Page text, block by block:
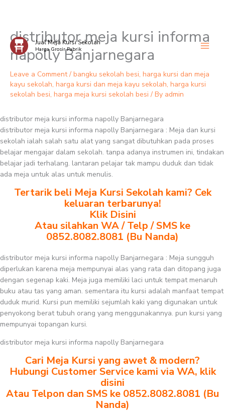
Skip
content
Jual Meja Kursi Sekolah
Harga Grosir Pabrik
distributor meja kursi informa
napolly Banjarnegara
Leave a Comment / bangku sekolah besi, harga kursi dan meja
kayu sekolah, harga kursi dan meja kayu sekolah, harga kursi
sekolah besi, harga meja kursi sekolah besi / By admin
distributor meja kursi informa napolly Banjarnegara
distributor meja kursi informa napolly Banjarnegara : Meja dan kursi
sekolah ialah salah satu alat yang sangat dibutuhkan pada proses
belajar mengajar dalam sekolah. tanpa adanya instrumen ini, tindakan
belajar jadi terhalang. lantaran pelajar tak mampu duduk dan tidak
ada meja untuk alas untuk menulis.
Tertarik beli Meja Kursi Sekolah kami? Cek
keluaran terbarunya!
Klik Disini
Atau silahkan WA / Telp / SMS ke
0852.8082.8081 (Bu Nanda)
distributor meja kursi informa napolly Banjarnegara : Meja sungguh
diperlukan karena meja mempunyai alas yang rata dan ditopang juga
dengan segenap kaki. Meja juga memiliki laci untuk tempat menaruh
buku atau tas yang aman. sementara itu kursi adalah manfaat tempat
duduk murid. Kursi pun memiliki sejumlah kaki yang digunakan untuk
penyokong berat tubuh orang yang menggunakannya. pun kursi yang
mempunyai topangan kursi.
distributor meja kursi informa napolly Banjarnegara
Cari Meja Kursi yang awet & modern?
Hubungi Customer Service kami via WA, klik
disini
Atau Telpon dan SMS ke 0852.8082.8081 (Bu
Nanda)